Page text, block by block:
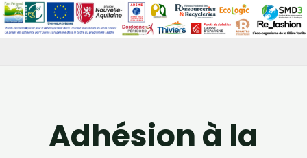
Adhésion à la